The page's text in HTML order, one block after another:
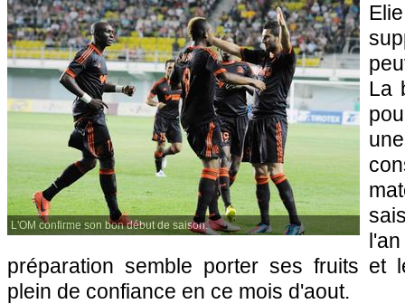
L'OM confirme son bon début de saison.
La
préparation semble porter ses fruits et
plein de confiance en ce mois d'aout.